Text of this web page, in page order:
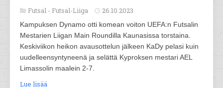
Futsal - Futsal-Liiga 26.10.2023
Kampuksen Dynamo otti komean voiton UEFA:n Futsalin
Mestarien Liigan Main Roundilla Kaunasissa torstaina.
Keskiviikon heikon avausottelun jälkeen KaDy pelasi kuin
uudelleensyntyneenä ja selättä Kyproksen mestari AEL
Limassolin maalein 2-7.
Lue lisää